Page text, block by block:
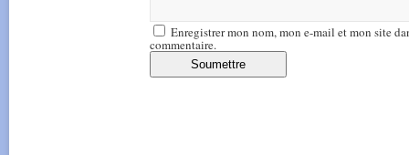
Enregistrer mon nom, mon e-mail et mon site
commentaire.